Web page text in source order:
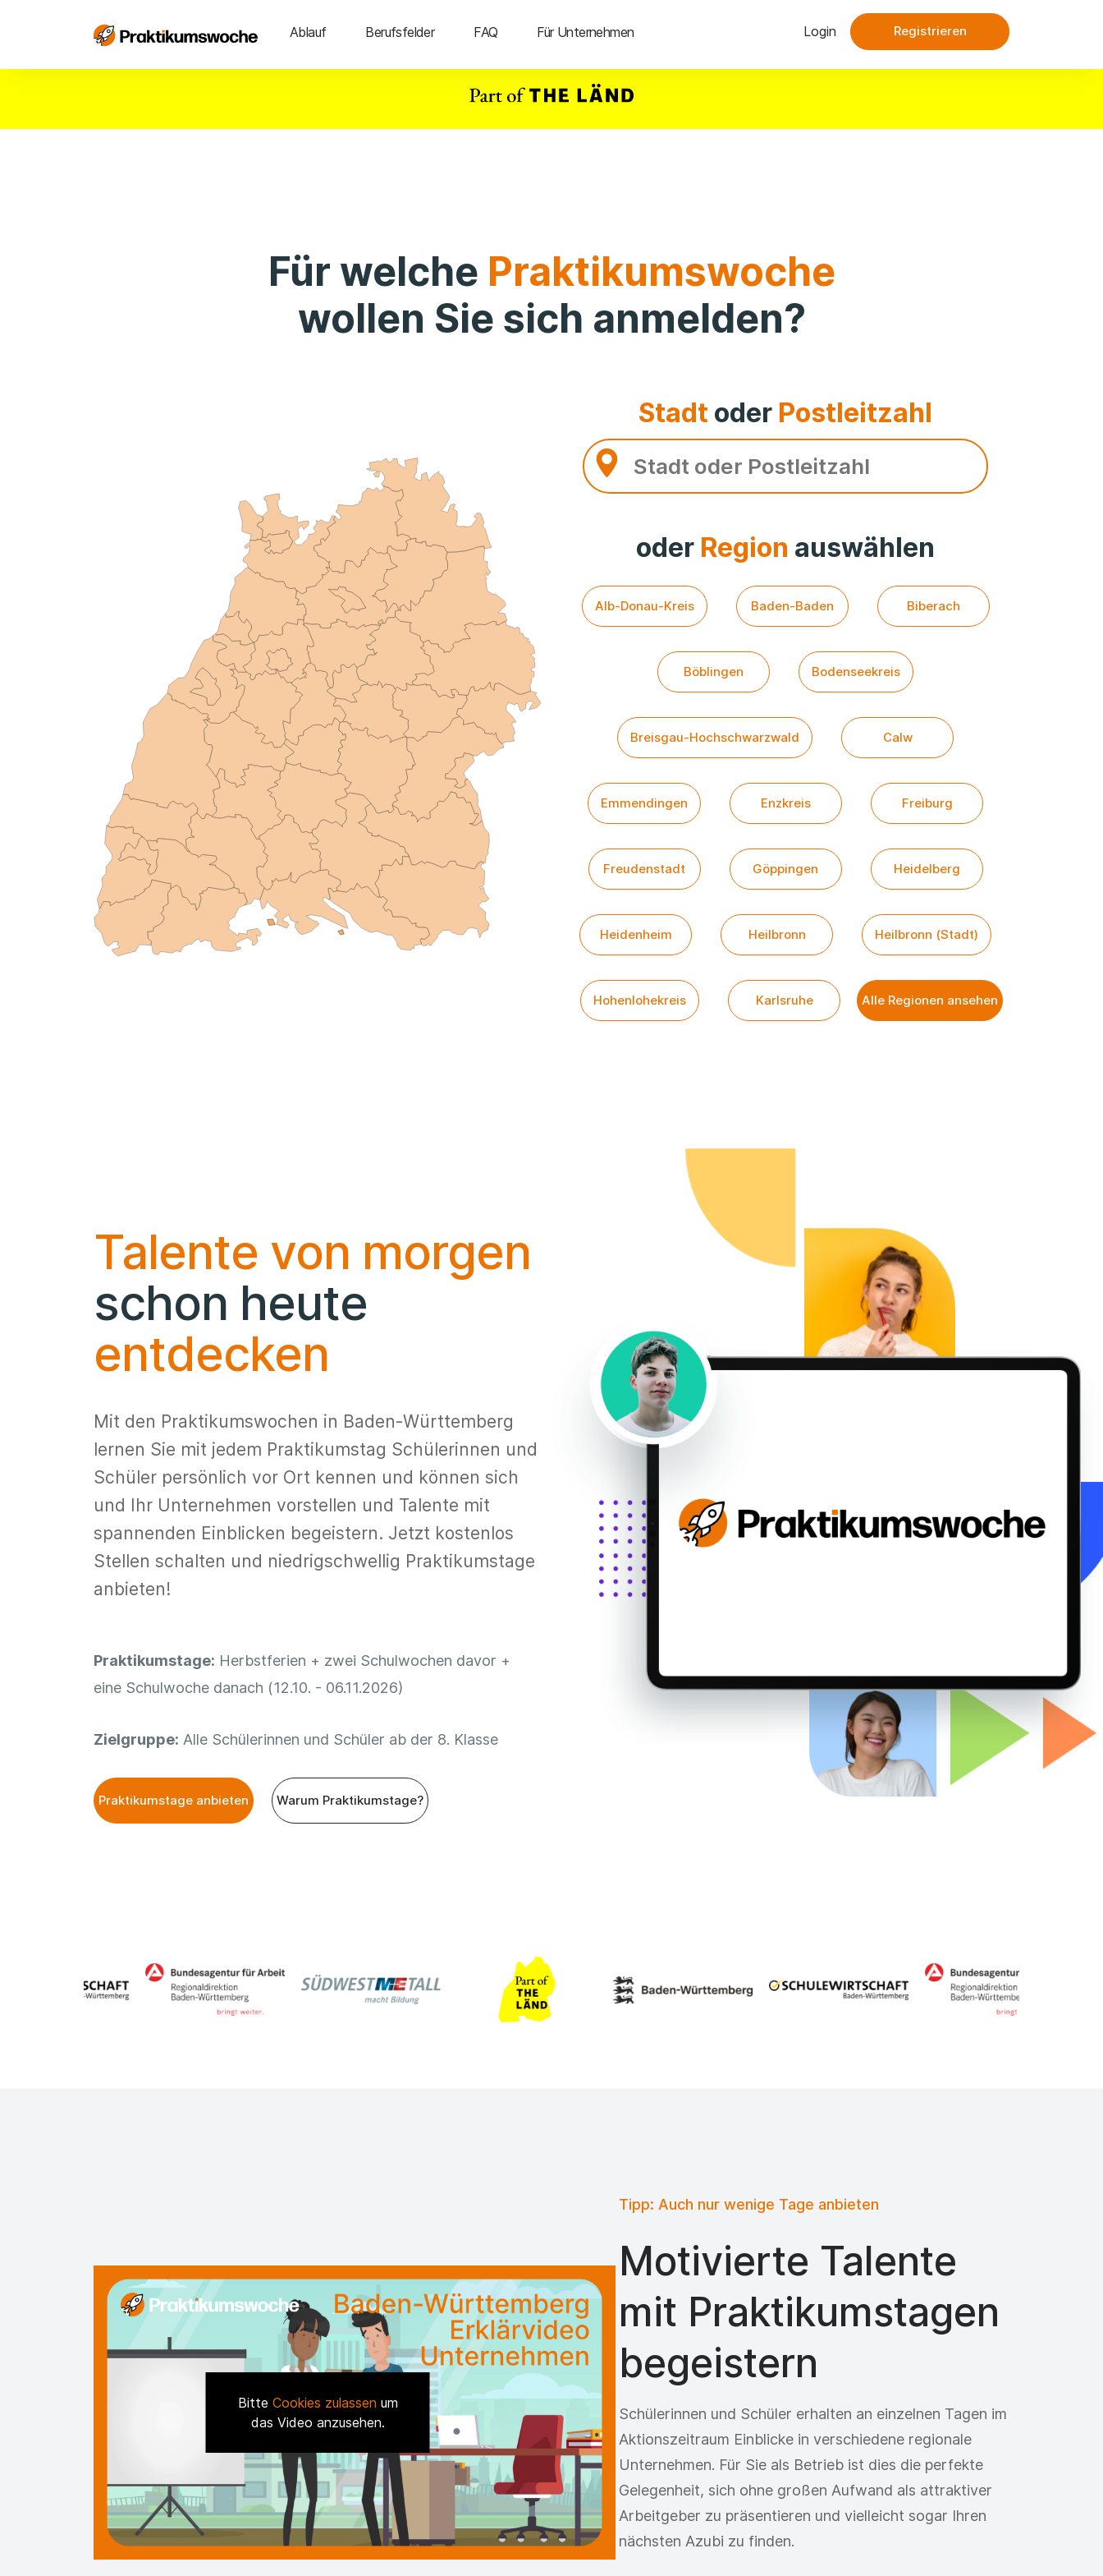
Ablauf Berufsfelder FAQ Für Unternehmen Login Registrieren
Für welche Praktikumswoche
wollen Sie sich anmelden?
Stadt oder Postleitzahl
oder Region auswählen
Alb-Donau-Kreis Baden-Baden Biberach
Böblingen Bodenseekreis
Breisgau-Hochschwarzwald Calw
Emmendingen Enzkreis Freiburg
Freudenstadt Göppingen Heidelberg
Heidenheim Heilbronn Heilbronn (Stadt)
Hohenlohekreis Karlsruhe Alle Regionen ansehen
Talente von morgen
schon heute
entdecken
Mit den Praktikumswochen in Baden-Württemberg
lernen Sie mit jedem Praktikumstag Schülerinnen und
Schüler persönlich vor Ort kennen und können sich
und Ihr Unternehmen vorstellen und Talente mit
spannenden Einblicken begeistern. Jetzt kostenlos
Stellen schalten und niedrigschwellig Praktikumstage
anbieten!
Praktikumstage: Herbstferien + zwei Schulwochen davor +
eine Schulwoche danach (12.10. - 06.11.2026)
Zielgruppe: Alle Schülerinnen und Schüler ab der 8. Klasse
Praktikumstage anbieten Warum Praktikumstage?
Bitte Cookies zulassen um
das Video anzusehen.
Tipp: Auch nur wenige Tage anbieten
Motivierte Talente
mit Praktikumstagen
begeistern
Schülerinnen und Schüler erhalten an einzelnen Tagen im
Aktionszeitraum Einblicke in verschiedene regionale
Unternehmen. Für Sie als Betrieb ist dies die perfekte
Gelegenheit, sich ohne großen Aufwand als attraktiver
Arbeitgeber zu präsentieren und vielleicht sogar Ihren
nächsten Azubi zu finden.